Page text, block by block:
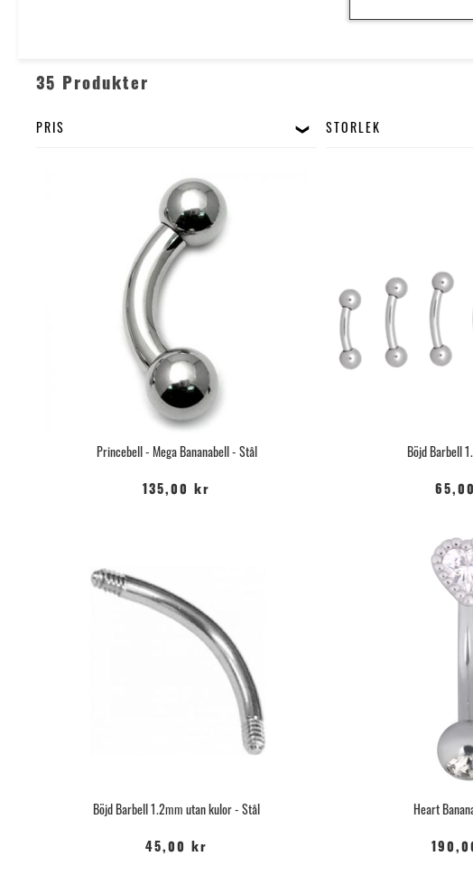
35 Produkter
PRIS STORLEK
Princebell - Mega Bananabell - Stål
135,00 kr
Böjd Barbell
Böjd Barbell 1.2mm utan kulor - Stål
45,00 kr
Heart